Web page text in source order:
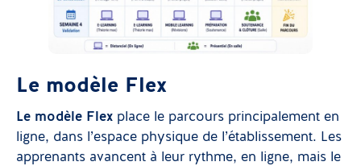
Le modèle Flex
Le modèle Flex place le parcours principalement en
ligne, dans l’espace physique de l’établissement. Les
apprenants avancent à leur rythme, en ligne, mais le